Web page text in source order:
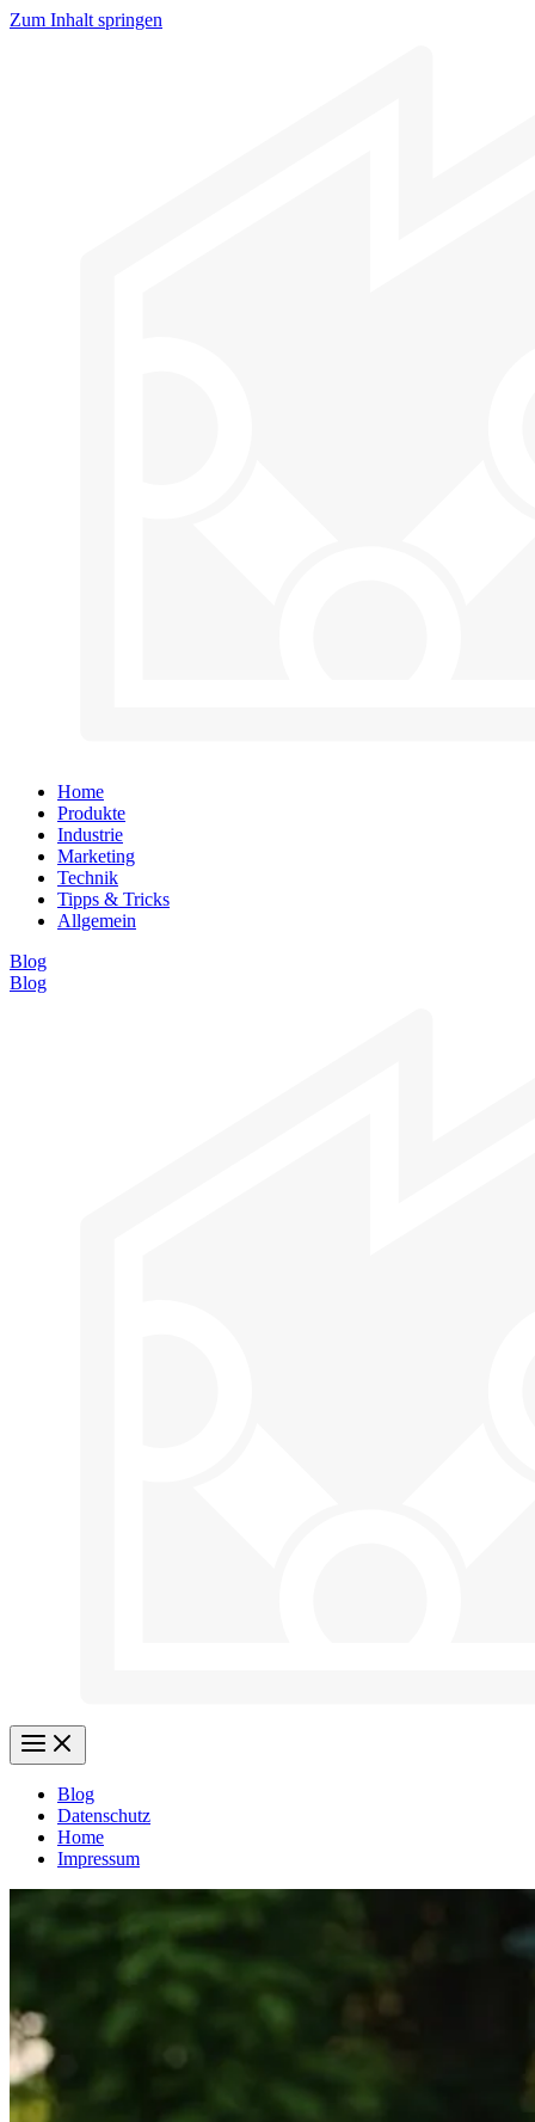
Zum Inhalt springen
Home
Produkte
Industrie
Marketing
Technik
Tipps & Tricks
Allgemein
Blog
Blog
Blog
Datenschutz
Home
Impressum